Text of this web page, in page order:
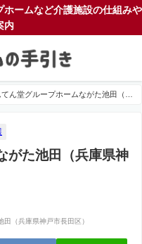
ームなど介護施設の仕組みや
内
てん堂グループホームながた池田（兵
がた池田（兵庫県神